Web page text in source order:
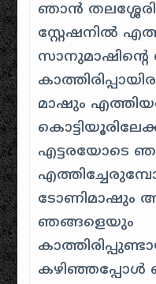
ഞാൻ
സ്റ്റേഷനിൽ
മാഷും
എട്ടരയോടെ
ടോണിമാഷും
ഞങ്ങളെയും
കഴിഞ്ഞപ്പോൾ